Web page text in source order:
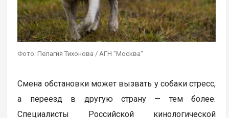
Фото: Пелагия Тихонова / АГН "Москва"
Смена обстановки может вызвать у собаки стресс,
а переезд в другую страну — тем более.
Специалисты Российской кинологической